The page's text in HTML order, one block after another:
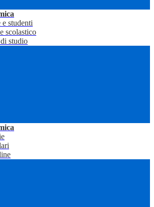
studenti
scolastico
studio